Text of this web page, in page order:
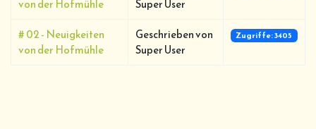
von der Hofmühle
Super User
# 02 - Neuigkeiten
von der Hofmühle
Geschrieben von
Super User
Zugriffe: 3405